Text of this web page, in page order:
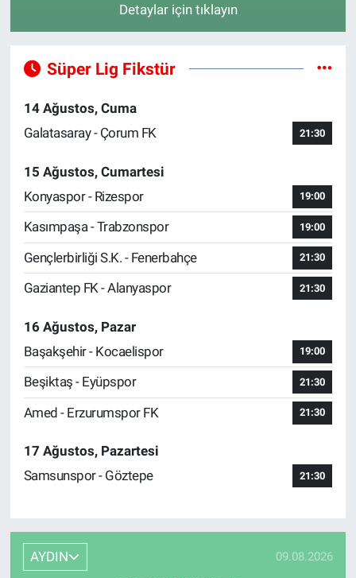
Detaylar için tıklayın
Süper Lig Fikstür
14 Ağustos, Cuma
Galatasaray - Çorum FK
21:30
15 Ağustos, Cumartesi
Konyaspor - Rizespor
19:00
Kasımpaşa - Trabzonspor 19:00
Gençlerbirliği S.K. - Fenerbahçe 21:30
Gaziantep FK - Alanyaspor 21:30
16 Ağustos, Pazar
Başakşehir - Kocaelispor
19:00
Beşiktaş - Eyüpspor 21:30
Amed - Erzurumspor FK 21:30
17 Ağustos, Pazartesi
Samsunspor - Göztepe
21:30
AYDIN 09.08.2026